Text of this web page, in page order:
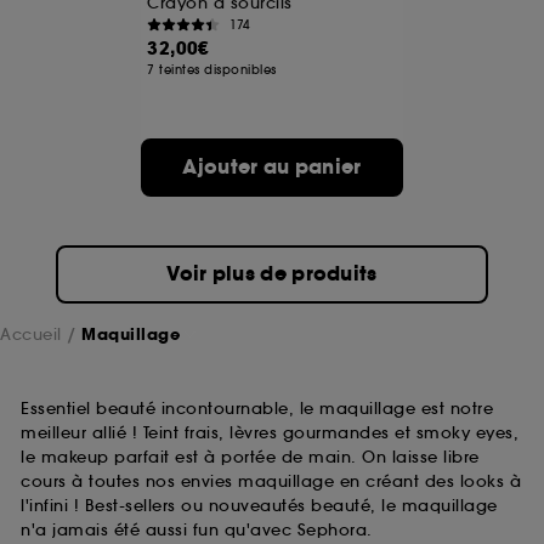
174
32,00€
7 teintes disponibles
Ajouter au panier
Voir plus de produits
Accueil Maquillage
Essentiel beauté incontournable, le maquillage est notre
meilleur allié ! Teint frais, lèvres gourmandes et smoky eyes,
le makeup parfait est à portée de main. On laisse libre
cours à toutes nos envies maquillage en créant des looks à
l'infini ! Best-sellers ou nouveautés beauté, le maquillage
n'a jamais été aussi fun qu'avec Sephora.
A l'exception des cookies techniques, le dépôt et la
lecture de ces traceurs requiert votre accord. Vous
choix" ci-dessous ou décider de "tout accepter".
Sephora pourra associer les informations de
navigation collectées par ces Cookies, pour les
sur "continuer sans accepter". Voous pouvez à tout
moment choisir de retirer votrte consentement. Si vous
souhaitez obtenir plus d'information sur les cookies